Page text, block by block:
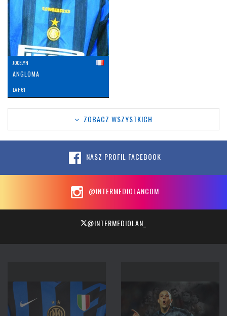
JOCELYN
ANGLOMA
LAT: 61
ZOBACZ WSZYSTKICH
NASZ PROFIL FACEBOOK
@INTERMEDIOLANCOM
@INTERMEDIOLAN_